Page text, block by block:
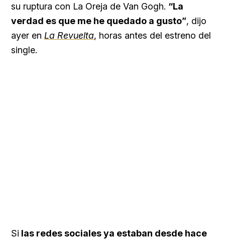
su ruptura con La Oreja de Van Gogh. “La
verdad es que me he quedado a gusto”, dijo
ayer en La Revuelta, horas antes del estreno del
single.
Si las redes sociales ya estaban desde hace